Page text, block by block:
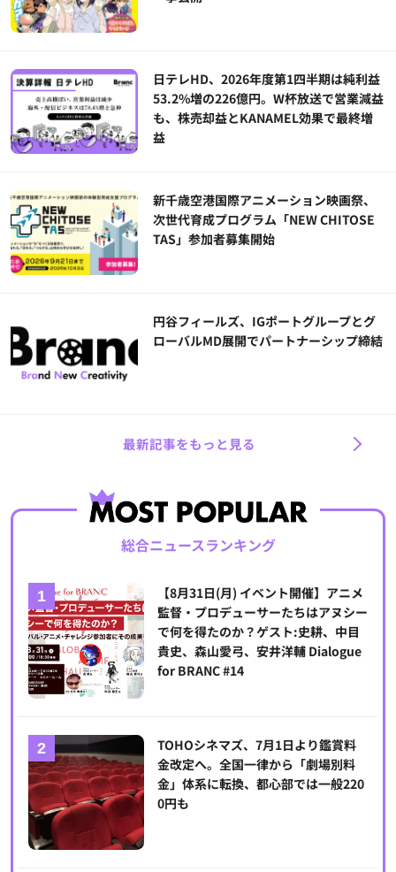
日テレHD、2026年度第1四半期は純利益
53.2%増の226億円。W杯放送で営業減益
も、株売却益とKANAMEL効果で最終増
益
新千歳空港国際アニメーション映画祭、
次世代育成プログラム「NEW CHITOSE
TAS」参加者募集開始
円谷フィールズ、IGポートグループとグ
ローバルMD展開でパートナーシップ締結
最新記事をもっと見る
総合ニュースランキング
【8月31日(月) イベント開催】アニメ
監督・プロデューサーたちはアヌシー
で何を得たのか？ゲスト:史耕、中目
貴史、森山愛弓、安井洋輔 Dialogue
for BRANC #14
TOHOシネマズ、7月1日より鑑賞料
金改定へ。全国一律から「劇場別料
金」体系に転換、都心部では一般220
0円も